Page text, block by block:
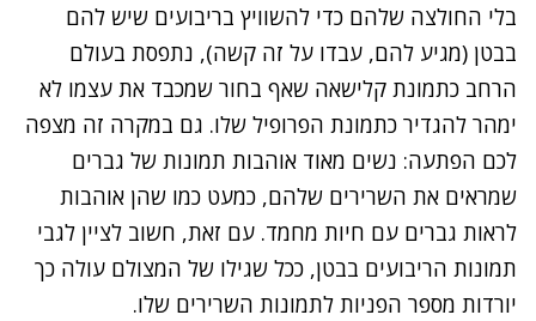
בלי החולצה שלהם כדי להשוויץ בריבועים שיש להם
בבטן (מגיע להם, עבדו על זה קשה), נתפסת בעולם
הרחב כתמונת קלישאה שאף בחור שמכבד את עצמו לא
ימהר להגדיר כתמונת הפרופיל שלו. גם במקרה זה מצפה
לכם הפתעה: נשים מאוד אוהבות תמונות של גברים
שמראים את השרירים שלהם, כמעט כמו שהן אוהבות
לראות גברים עם חיות מחמד. עם זאת, חשוב לציין לגבי
תמונות הריבועים בבטן, ככל שגילו של המצולם עולה כך
יורדות מספר הפניות לתמונות השרירים שלו.